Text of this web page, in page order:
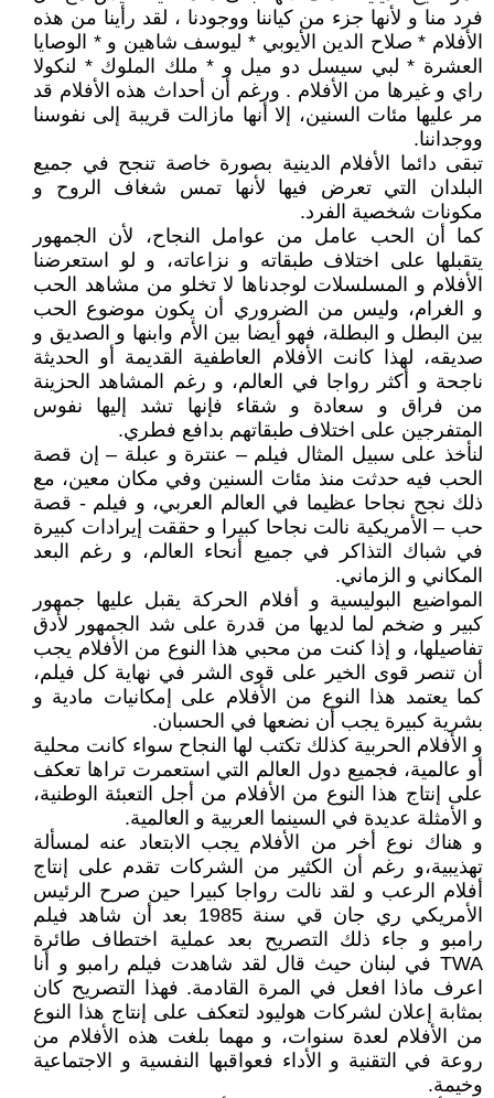
فرد منا و لأنها جزء من كياننا ووجودنا ، لقد رأينا من هذه
الأفلام * صلاح الدين الأيوبي * ليوسف شاهين و * الوصايا
العشرة * لبي سيسل دو ميل و * ملك الملوك * لنكولا
راي و غيرها من الأفلام . ورغم أن أحداث هذه الأفلام قد
مر عليها مئات السنين، إلا أنها مازالت قريبة إلى نفوسنا
ووجداننا.
تبقى دائما الأفلام الدينية بصورة خاصة تنجح في جميع
البلدان التي تعرض فيها لأنها تمس شغاف الروح و
مكونات شخصية الفرد.
كما أن الحب عامل من عوامل النجاح، لأن الجمهور
يتقبلها على اختلاف طبقاته و نزاعاته، و لو استعرضنا
الأفلام و المسلسلات لوجدناها لا تخلو من مشاهد الحب
و الغرام، وليس من الضروري أن يكون موضوع الحب
بين البطل و البطلة، فهو أيضا بين الأم وابنها و الصديق و
صديقه، لهذا كانت الأفلام العاطفية القديمة أو الحديثة
ناجحة و أكثر رواجا في العالم، و رغم المشاهد الحزينة
من فراق و سعادة و شقاء فإنها تشد إليها نفوس
المتفرجين على اختلاف طبقاتهم بدافع فطري.
لنأخذ على سبيل المثال فيلم – عنترة و عبلة – إن قصة
الحب فيه حدثت منذ مئات السنين وفي مكان معين، مع
ذلك نجح نجاحا عظيما في العالم العربي، و فيلم - قصة
حب – الأمريكية نالت نجاحا كبيرا و حققت إيرادات كبيرة
في شباك التذاكر في جميع أنحاء العالم، و رغم البعد
المكاني و الزماني.
المواضيع البوليسية و أفلام الحركة يقبل عليها جمهور
كبير و ضخم لما لديها من قدرة على شد الجمهور لأدق
تفاصيلها، و إذا كنت من محبي هذا النوع من الأفلام يجب
أن تنصر قوى الخير على قوى الشر في نهاية كل فيلم،
كما يعتمد هذا النوع من الأفلام على إمكانيات مادية و
بشرية كبيرة يجب أن نضعها في الحسبان.
و الأفلام الحربية كذلك تكتب لها النجاح سواء كانت محلية
أو عالمية، فجميع دول العالم التي استعمرت تراها تعكف
على إنتاج هذا النوع من الأفلام من أجل التعبئة الوطنية،
و الأمثلة عديدة في السينما العربية و العالمية.
و هناك نوع أخر من الأفلام يجب الابتعاد عنه لمسألة
تهذيبية،و رغم أن الكثير من الشركات تقدم على إنتاج
أفلام الرعب و لقد نالت رواجا كبيرا حين صرح الرئيس
الأمريكي ري جان قي سنة 1985 بعد أن شاهد فيلم
رامبو و جاء ذلك التصريح بعد عملية اختطاف طائرة
TWA في لبنان حيث قال لقد شاهدت فيلم رامبو و أنا
اعرف ماذا افعل في المرة القادمة. فهذا التصريح كان
بمثابة إعلان لشركات هوليود لتعكف على إنتاج هذا النوع
من الأفلام لعدة سنوات، و مهما بلغت هذه الأفلام من
روعة في التقنية و الأداء فعواقبها النفسية و الاجتماعية
وخيمة.